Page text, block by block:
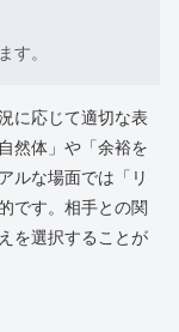
す。
に応じて適切な表
然体」や「余裕を
ルな場面では「リ
です。相手との関
を選択することが